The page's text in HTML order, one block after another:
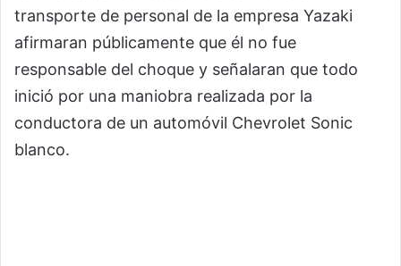
transporte de personal de la empresa Yazaki
afirmaran públicamente que él no fue
responsable del choque y señalaran que todo
inició por una maniobra realizada por la
conductora de un automóvil Chevrolet Sonic
blanco.